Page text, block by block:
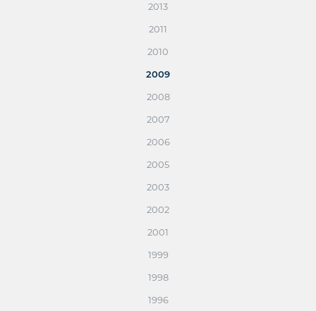
2013
2011
2010
2009
2008
2007
2006
2005
2003
2002
2001
1999
1998
1996